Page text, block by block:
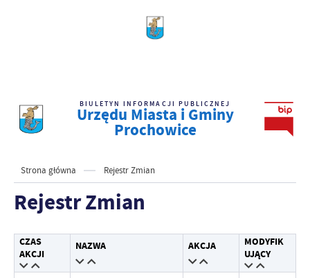
BIULETYN INFORMACJI PUBLICZNEJ
Urzędu Miasta i Gminy
Prochowice
Strona główna Rejestr Zmian
Rejestr Zmian
CZAS
AKCJI
NAZWA AKCJA
MODYFIK
UJĄCY